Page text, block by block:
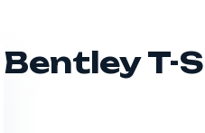
Bentley T-